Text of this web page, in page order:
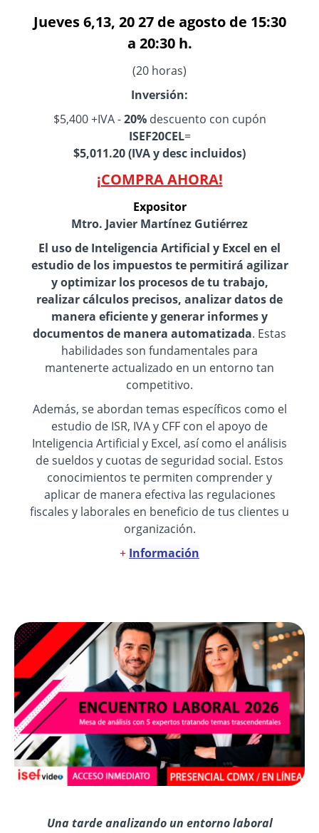
Jueves 6,13, 20 27 de agosto de 15:30
a 20:30 h.
(20 horas)
Inversión:
$5,400 +IVA -20% descuento con cupón
ISEF20CEL=
$5,011.20 (IVA y desc incluidos)
¡COMPRA AHORA!
Expositor
Mtro. Javier Martínez Gutiérrez
El uso de Inteligencia Artificial y Excel en el
estudio de los impuestos te permitirá agilizar
y optimizar los procesos de tu trabajo,
realizar cálculos precisos, analizar datos de
manera eficiente y generar informes y
documentos de manera automatizada. Estas
habilidades son fundamentales para
mantenerte actualizado en un entorno tan
competitivo.
Además, se abordan temas específicos como el
estudio de ISR, IVA y CFF con el apoyo de
Inteligencia Artificial y Excel, así como el análisis
de sueldos y cuotas de seguridad social. Estos
conocimientos te permiten comprender y
aplicar de manera efectiva las regulaciones
fiscales y laborales en beneficio de tus clientes u
organización.
+ Información
Una tarde analizando un entorno laboral